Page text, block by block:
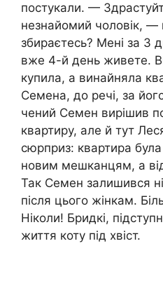
постукали. —
незнайомий чоловік, —
збираєтесь? Мені за 3
вже 4-й день живете.
купила, а винайняла
Семена, до речі, за
чений Семен вирішив
квартиру, але й тут
сюрприз: квартира
новим мешканцям, а
Так Семен залишився
після цього жінкам.
Ніколи! Бридкі,
життя коту під хвіст.